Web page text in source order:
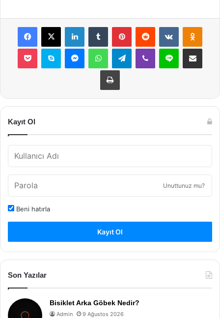
Facebook
X LinkedInTumblr PinterestReddit VKontakte
Pocket Skype MessengerWhatsAppTelegramViber Line E-Posta ile
Yazdır
Kayıt Ol
Unuttunuz mu?
Beni hatırla
Kayıt Ol
Son Yazılar
Bisiklet Arka Göbek Nedir?
Admin 9 Ağustos 2026